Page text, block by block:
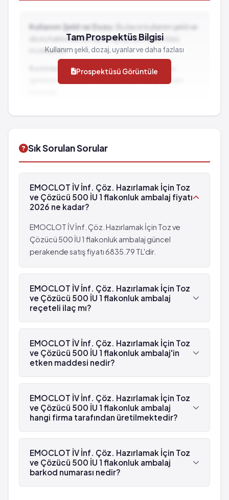
(%0.1 - %0.01)
Vücutta şişme
Kullanım Şekli ve Dozu:
Bu ilacın kullanım şekli ve
dozu hakkında detaylı bilgi için prospektüsü
inceleyiniz.
Kontrendikasyonlar:İlacın kullanılmaması
gereken durumlar ve dikkat edilmesi gereken
Tam Prospektüs Bilgisi
Kullanım şekli, dozaj, uyarılar ve daha fazlası
Prospektüsü Görüntüle
Sık Sorulan Sorular
EMOCLOT İV İnf. Çöz. Hazırlamak İçin Toz
ve Çözücü 500 İU 1 flakonluk ambalaj fiyatı
2026 ne kadar?
EMOCLOT İV İnf. Çöz. Hazırlamak İçin Toz ve
Çözücü 500 İU 1 flakonluk ambalaj güncel
perakende satış fiyatı 6835.79 TL'dir.
EMOCLOT İV İnf. Çöz. Hazırlamak İçin Toz
ve Çözücü 500 İU 1 flakonluk ambalaj
reçeteli ilaç mı?
Evet, EMOCLOT İV İnf. Çöz. Hazırlamak İçin Toz ve
Çözücü 500 İU 1 flakonluk ambalaj turuncu
reçetelidir.
EMOCLOT İV İnf. Çöz. Hazırlamak İçin Toz
ve Çözücü 500 İU 1 flakonluk ambalaj'in
etken maddesi nedir?
EMOCLOT İV İnf. Çöz. Hazırlamak İçin Toz ve
Çözücü 500 İU 1 flakonluk ambalaj'in etken
maddesi Faktör VIII 'dür.
EMOCLOT İV İnf. Çöz. Hazırlamak İçin Toz
ve Çözücü 500 İU 1 flakonluk ambalaj
hangi firma tarafından üretilmektedir?
EMOCLOT İV İnf. Çöz. Hazırlamak İçin Toz ve
Çözücü 500 İU 1 flakonluk ambalaj , Kedrion
Betaphar tarafından üretilmektedir.
EMOCLOT İV İnf. Çöz. Hazırlamak İçin Toz
ve Çözücü 500 İU 1 flakonluk ambalaj
barkod numarası nedir?